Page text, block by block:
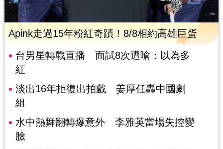
Apink走過15年粉紅奇蹟！8/8相約高雄巨蛋
台男星轉戰直播 面試8次遭嗆：以為多
紅
淡出16年拒復出拍戲 姜厚任轟中國劇
組
水中熱舞翻轉爆意外 李雅英當場失控變
臉